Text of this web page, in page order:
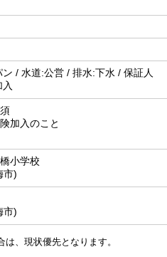
ン / 水道:公営 / 排水:下水 / 保証人
加入のこと
小学校
市)
市)
、現状優先となります。